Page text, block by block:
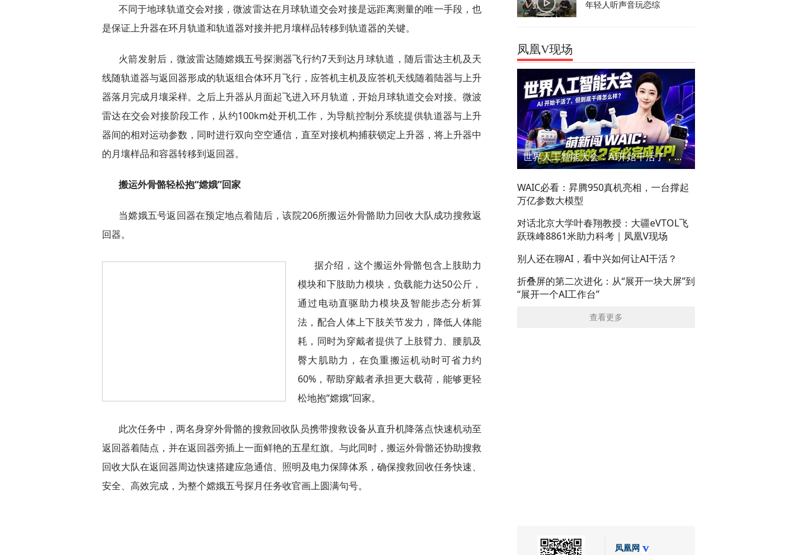
不同于地球轨道交会对接，微波雷达在月球轨道交会对接是远距离测量的唯一手段，也
是保证上升器在环月轨道和轨道器对接并把月壤样品转移到轨道器的关键。
火箭发射后，微波雷达随嫦娥五号探测器飞行约7天到达月球轨道，随后雷达主机及天
线随轨道器与返回器形成的轨返组合体环月飞行，应答机主机及应答机天线随着陆器与上升
器落月完成月壤采样。之后上升器从月面起飞进入环月轨道，开始月球轨道交会对接。微波
雷达在交会对接阶段工作，从约100km处开机工作，为导航控制分系统提供轨道器与上升
器间的相对运动参数，同时进行双向空空通信，直至对接机构捕获锁定上升器，将上升器中
的月壤样品和容器转移到返回器。
搬运外骨骼轻松抱“嫦娥”回家
当嫦娥五号返回器在预定地点着陆后，该院206所搬运外骨骼助力回收大队成功搜救返
回器。
据介绍，这个搬运外骨骼包含上肢助力
模块和下肢助力模块，负载能力达50公斤，
通过电动直驱助力模块及智能步态分析算
法，配合人体上下肢关节发力，降低人体能
耗，同时为穿戴者提供了上肢臂力、腰肌及
臀大肌助力，在负重搬运机动时可省力约
60%，帮助穿戴者承担更大载荷，能够更轻
松地抱“嫦娥”回家。
此次任务中，两名身穿外骨骼的搜救回收队员携带搜救设备从直升机降落点快速机动至
返回器着陆点，并在返回器旁插上一面鲜艳的五星红旗。与此同时，搬运外骨骼还协助搜救
回收大队在返回器周边快速搭建应急通信、照明及电力保障体系，确保搜救回收任务快速、
安全、高效完成，为整个嫦娥五号探月任务收官画上圆满句号。
年轻人听声音玩恋综
凤凰V现场
世界人工智能大会：AI开始干活了，但到底干的怎么样？萌新闯WAIC
WAIC必看：昇腾950真机亮相，一台撑起
万亿参数大模型
对话北京大学叶春翔教授：大疆eVTOL飞
跃珠峰8861米助力科考｜凤凰V现场
别人还在聊AI，看中兴如何让AI干活？
折叠屏的第二次进化：从“展开一块大屏”到
“展开一个AI工作台”
查看更多
凤凰网